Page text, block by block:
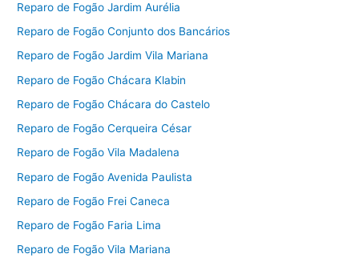
Reparo de Fogão Jardim Aurélia
Reparo de Fogão Conjunto dos Bancários
Reparo de Fogão Jardim Vila Mariana
Reparo de Fogão Chácara Klabin
Reparo de Fogão Chácara do Castelo
Reparo de Fogão Cerqueira César
Reparo de Fogão Vila Madalena
Reparo de Fogão Avenida Paulista
Reparo de Fogão Frei Caneca
Reparo de Fogão Faria Lima
Reparo de Fogão Vila Mariana